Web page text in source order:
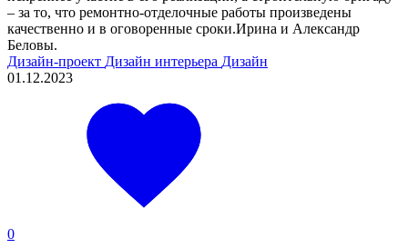
– за то, что ремонтно-отделочные работы произведены
качественно и в оговоренные сроки.Ирина и Александр
Беловы.
Дизайн-проект Дизайн интерьера Дизайн
01.12.2023
0